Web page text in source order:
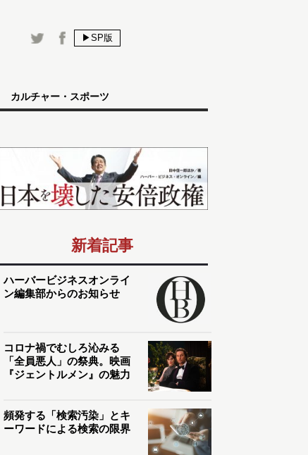
▶SP版
カルチャー・スポーツ
新着記事
ハーバービジネスオンライ
ン編集部からのお知らせ
コロナ禍でむしろ沁みる
「全員悪人」の祭典。映画
『ジェントルメン』の魅力
頻発する「検索汚染」とキ
ーワードによる検索の限界